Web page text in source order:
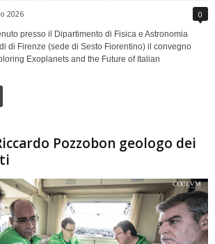
2026 0
presso il Dipartimento di Fisica e Astronomia
di Firenze (sede di Sesto Fiorentino) il convegno
Exoplanets and the Future of Italian
Pozzobon geologo dei